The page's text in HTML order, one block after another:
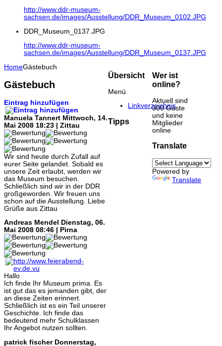
http://www.ddr-museum-
sachsen.de/images/Ausstellung/DDR_Museum_0102.JPG
DDR_Museum_0137.JPG
http://www.ddr-museum-
sachsen.de/images/Ausstellung/DDR_Museum_0137.JPG
HomeGästebuch
Gästebuch
Eintrag hinzufügen
Manuela Tannert Mittwoch, 14.
Mai 2008 18:23 | Zittau
Wir sind heute durch Zufall auf
eurer Seite gelandet. Sobald es
unsere Zeit erlaubt, werden wir
das Museum besuchen.
Schließlich sind wir in der DDR
großgeworden. Wir freuen uns
schon auf die Ausstellung. Liebe
Grüße aus Zittau
Andreas Mendel
Dienstag, 06.
Mai 2008 08:46 | Pirna
Hallo
Ich finde Ihr Museum prima. Es
ist gut das es jemanden gibt, der
an diese Zeiten erinnert.
Schließlich ist es ein Teil unserer
Geschichte. Ich finde das
bedeutend mehr Schulklassen
Ihr Angebot nutzen sollten.
patrick fischer Donnerstag,
Übersicht
Menü
Linkverzeichnis
Tipps
Wer ist
online?
Aktuell sind
300 Gäste
und keine
Mitglieder
online
Translate
Powered by
Translate